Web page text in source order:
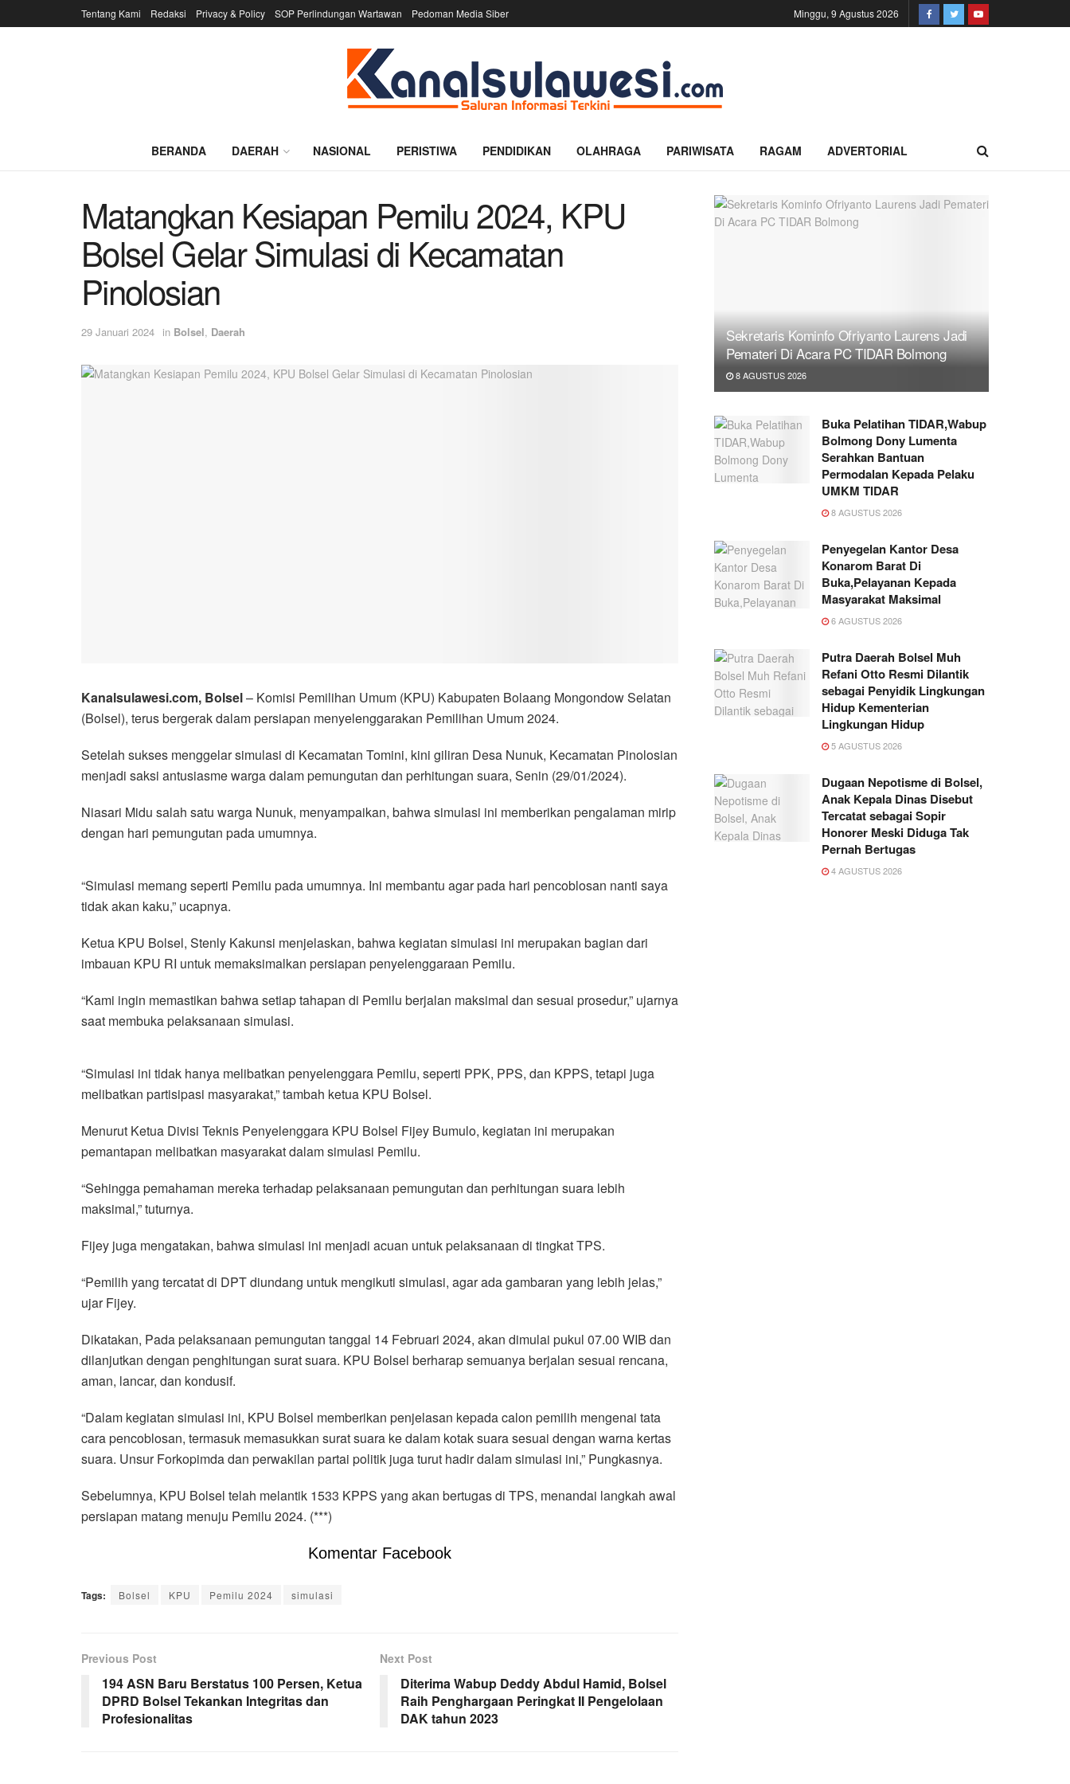
Tentang Kami Redaksi Privacy & Policy SOP Perlindungan Wartawan Pedoman Media Siber Minggu, 9 Agustus 2026
BERANDA DAERAH NASIONAL PERISTIWA PENDIDIKAN OLAHRAGA PARIWISATA RAGAM ADVERTORIAL
Matangkan Kesiapan Pemilu 2024, KPU
Bolsel Gelar Simulasi di Kecamatan
Pinolosian
29 Januari 2024 in Bolsel, Daerah
Kanalsulawesi.com, Bolsel– Komisi Pemilihan Umum (KPU) Kabupaten Bolaang Mongondow Selatan
(Bolsel), terus bergerak dalam persiapan menyelenggarakan Pemilihan Umum 2024.
Setelah sukses menggelar simulasi di Kecamatan Tomini, kini giliran Desa Nunuk, Kecamatan Pinolosian
menjadi saksi antusiasme warga dalam pemungutan dan perhitungan suara, Senin (29/01/2024).
Niasari Midu salah satu warga Nunuk, menyampaikan, bahwa simulasi ini memberikan pengalaman mirip
dengan hari pemungutan pada umumnya.
“Simulasi memang seperti Pemilu pada umumnya. Ini membantu agar pada hari pencoblosan nanti saya
tidak akan kaku,” ucapnya.
Ketua KPU Bolsel, Stenly Kakunsi menjelaskan, bahwa kegiatan simulasi ini merupakan bagian dari
imbauan KPU RI untuk memaksimalkan persiapan penyelenggaraan Pemilu.
“Kami ingin memastikan bahwa setiap tahapan di Pemilu berjalan maksimal dan sesuai prosedur,” ujarnya
saat membuka pelaksanaan simulasi.
“Simulasi ini tidak hanya melibatkan penyelenggara Pemilu, seperti PPK, PPS, dan KPPS, tetapi juga
melibatkan partisipasi masyarakat,” tambah ketua KPU Bolsel.
Menurut Ketua Divisi Teknis Penyelenggara KPU Bolsel Fijey Bumulo, kegiatan ini merupakan
pemantapan melibatkan masyarakat dalam simulasi Pemilu.
“Sehingga pemahaman mereka terhadap pelaksanaan pemungutan dan perhitungan suara lebih
maksimal,” tuturnya.
Fijey juga mengatakan, bahwa simulasi ini menjadi acuan untuk pelaksanaan di tingkat TPS.
“Pemilih yang tercatat di DPT diundang untuk mengikuti simulasi, agar ada gambaran yang lebih jelas,”
ujar Fijey.
Dikatakan, Pada pelaksanaan pemungutan tanggal 14 Februari 2024, akan dimulai pukul 07.00 WIB dan
dilanjutkan dengan penghitungan surat suara. KPU Bolsel berharap semuanya berjalan sesuai rencana,
aman, lancar, dan kondusif.
“Dalam kegiatan simulasi ini, KPU Bolsel memberikan penjelasan kepada calon pemilih mengenai tata
cara pencoblosan, termasuk memasukkan surat suara ke dalam kotak suara sesuai dengan warna kertas
suara. Unsur Forkopimda dan perwakilan partai politik juga turut hadir dalam simulasi ini,” Pungkasnya.
Sebelumnya, KPU Bolsel telah melantik 1533 KPPS yang akan bertugas di TPS, menandai langkah awal
persiapan matang menuju Pemilu 2024. (***)
Komentar Facebook
Tags: Bolsel KPU Pemilu 2024 simulasi
Previous Post
194 ASN Baru Berstatus 100 Persen, Ketua
DPRD Bolsel Tekankan Integritas dan
Profesionalitas
Next Post
Diterima Wabup Deddy Abdul Hamid, Bolsel
Raih Penghargaan Peringkat II Pengelolaan
DAK tahun 2023
Sekretaris Kominfo Ofriyanto Laurens Jadi
Pemateri Di Acara PC TIDAR Bolmong
8 AGUSTUS 2026
Buka Pelatihan TIDAR,Wabup
Bolmong Dony Lumenta
Serahkan Bantuan
Permodalan Kepada Pelaku
UMKM TIDAR
8 AGUSTUS 2026
Penyegelan Kantor Desa
Konarom Barat Di
Buka,Pelayanan Kepada
Masyarakat Maksimal
6 AGUSTUS 2026
Putra Daerah Bolsel Muh
Refani Otto Resmi Dilantik
sebagai Penyidik Lingkungan
Hidup Kementerian
Lingkungan Hidup
5 AGUSTUS 2026
Dugaan Nepotisme di Bolsel,
Anak Kepala Dinas Disebut
Tercatat sebagai Sopir
Honorer Meski Diduga Tak
Pernah Bertugas
4 AGUSTUS 2026